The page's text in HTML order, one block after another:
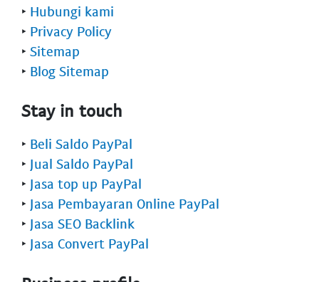
‣ Hubungi kami
‣ Privacy Policy
‣ Sitemap
‣ Blog Sitemap
Stay in touch
‣ Beli Saldo PayPal
‣ Jual Saldo PayPal
‣ Jasa top up PayPal
‣ Jasa Pembayaran Online PayPal
‣ Jasa SEO Backlink
‣ Jasa Convert PayPal